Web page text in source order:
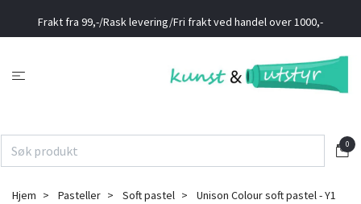
Frakt fra 99,-/Rask levering/Fri frakt ved handel over 1000,-
0
Hjem Pasteller Soft pastel Unison Colour soft pastel - Y1